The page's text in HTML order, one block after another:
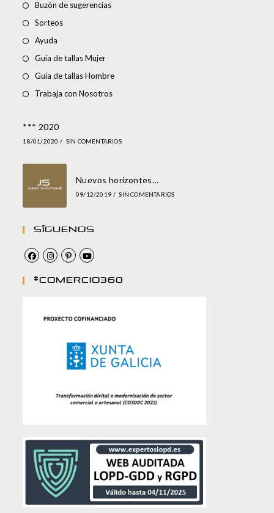
Buzón de sugerencias
Sorteos
Ayuda
Guía de tallas Mujer
Guía de tallas Hombre
Trabaja con Nosotros
*** 2020
18/01/2020 / SIN COMENTARIOS
Nuevos horizontes…
09/12/2019 / SIN COMENTARIOS
Síguenos
#comercio360